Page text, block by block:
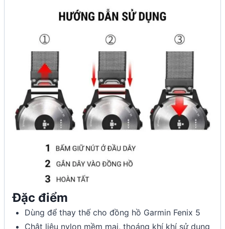
Đặc điểm
Dùng để thay thế cho đồng hồ Garmin Fenix 5
Chật liệu nylon mềm mại, thoáng khí khí sử dụng